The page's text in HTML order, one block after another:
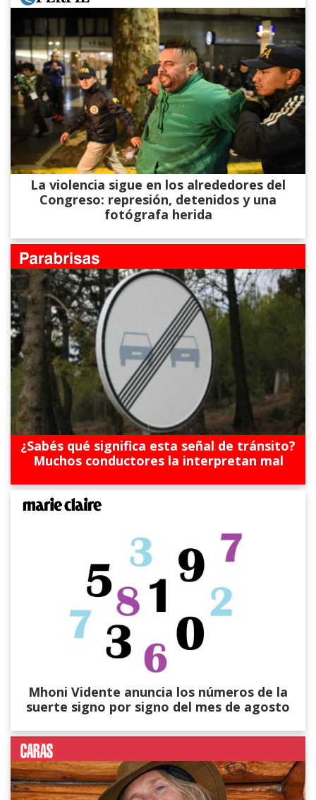
La violencia sigue en los alrededores del
Congreso: represión, detenidos y una
fotógrafa herida
¿Sabés qué significa esta señal de tránsito?
Muchos conductores la interpretan mal
Mhoni Vidente anuncia los números de la
suerte signo por signo del mes de agosto